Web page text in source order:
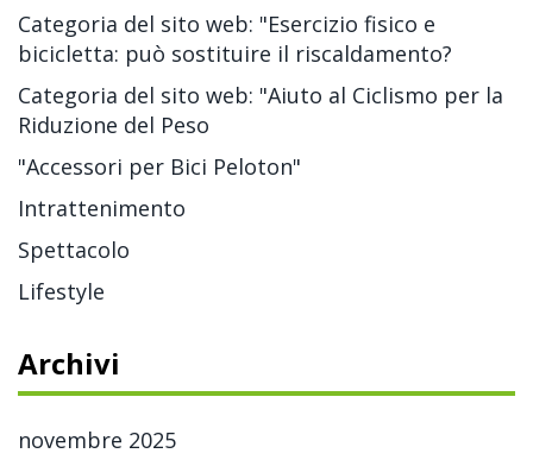
Categoria del sito web: "Esercizio fisico e
bicicletta: può sostituire il riscaldamento?
Categoria del sito web: "Aiuto al Ciclismo per la
Riduzione del Peso
"Accessori per Bici Peloton"
Intrattenimento
Spettacolo
Lifestyle
Archivi
novembre 2025